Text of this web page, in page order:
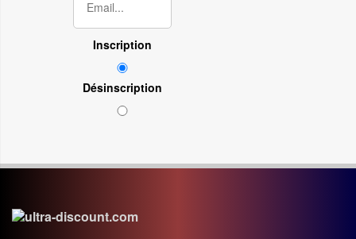
Inscription
Désinscription